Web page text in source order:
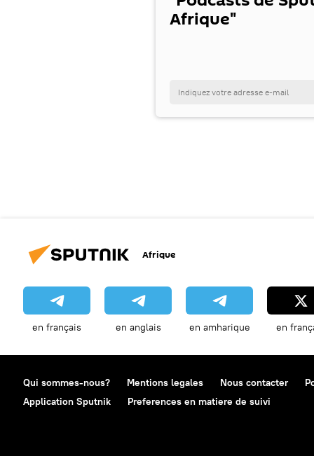
Afrique"
Afrique
en français en anglais en amharique en
Qui sommes-nous? Mentions legales Nous contacter
Application Sputnik
Preferences en matiere de suivi